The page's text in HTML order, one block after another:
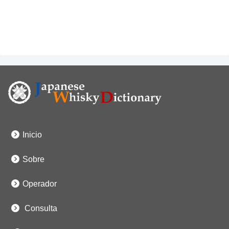
Inicio
Sobre
Operador
Consulta